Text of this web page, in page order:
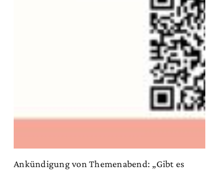
Ankündigung von Themenabend: „Gibt es